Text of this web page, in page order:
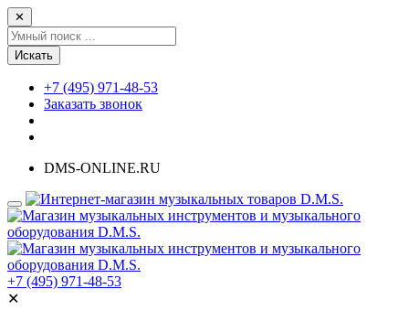
✕
Искать
+7 (495) 971-48-53
Заказать звонок
DMS-ONLINE.RU
+7 (495) 971-48-53
✕